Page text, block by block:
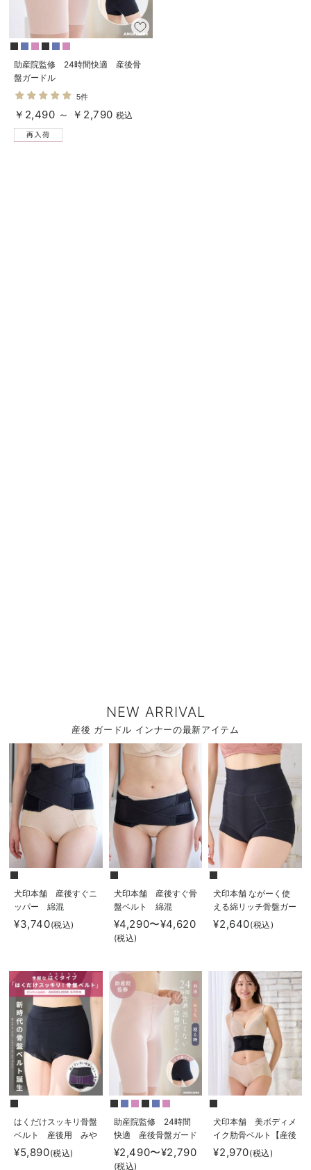
助産院監修 24時間快適 産後骨
盤ガードル
5件
￥2,490 ～ ￥2,790 税込
NEW ARRIVAL
産後 ガードル インナーの最新アイテム
犬印本舗 産後すぐニ
ッパー 綿混
¥3,740(税込)
犬印本舗 産後すぐ骨
盤ベルト 綿混
¥4,290〜¥4,620
(税込)
犬印本舗 ながーく使
える綿リッチ骨盤ガー
ドル
¥2,640(税込)
はくだけスッキリ骨盤
ベルト 産後用 みや
した助産院
×ANGELIEBE共同開
¥5,890(税込)
助産院監修 24時間
快適 産後骨盤ガード
ル
¥2,490〜¥2,790
(税込)
犬印本舗 美ボディメ
イク肋骨ベルト【産後
使える】
¥2,970(税込)